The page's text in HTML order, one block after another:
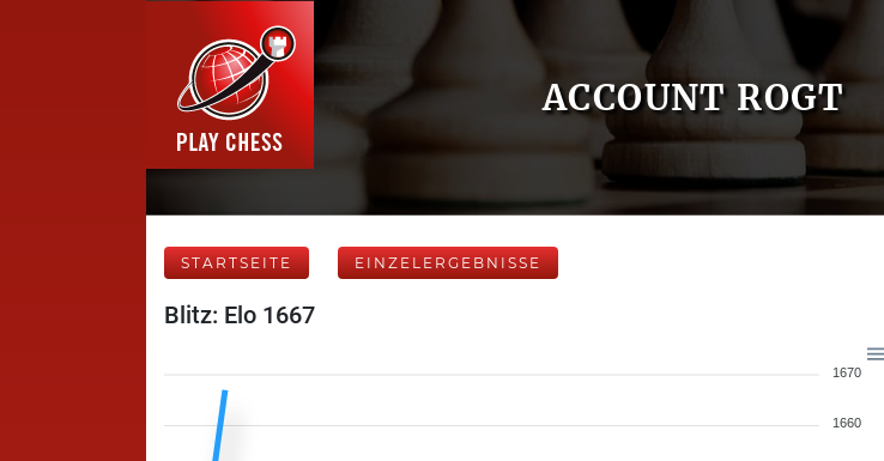
ACCOUNT ROGT
STARTSEITE EINZELERGEBNISSE
Blitz: Elo 1667
1670
1660